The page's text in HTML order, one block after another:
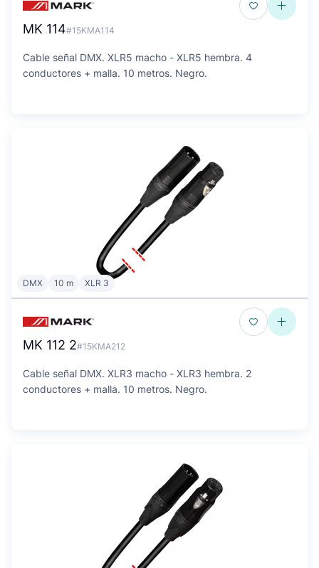
MK 114#15KMA114
Cable señal DMX. XLR5 macho - XLR5 hembra. 4
conductores + malla. 10 metros. Negro.
DMX 10 m XLR 3
MK 112 2#15KMA212
Cable señal DMX. XLR3 macho - XLR3 hembra. 2
conductores + malla. 10 metros. Negro.